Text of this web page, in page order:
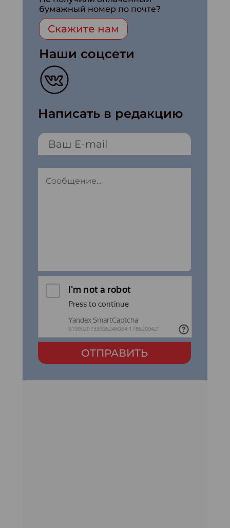
бумажный номер по почте?
Скажите нам
Наши соцсети
Написать в редакцию
ОТПРАВИТЬ